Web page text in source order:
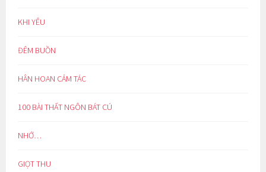
KHI YÊU
ĐÊM BUỒN
HÂN HOAN CẢM TÁC
100 BÀI THẤT NGÔN BÁT CÚ
NHỚ…
GIỌT THU